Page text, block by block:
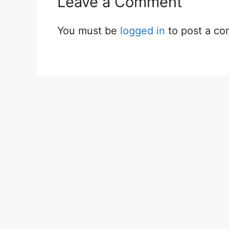
You must be logged in to post a